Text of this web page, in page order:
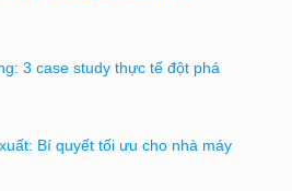
3 case study thực tế đột phá
Bí quyết tối ưu cho nhà máy